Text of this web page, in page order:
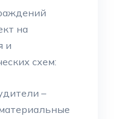
на
и
схем:
–